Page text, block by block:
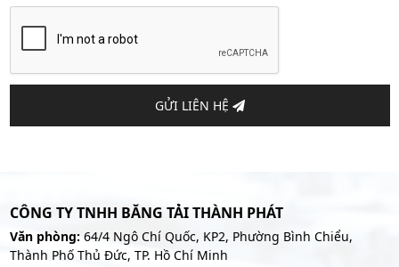
GỬI LIÊN HỆ
CÔNG TY TNHH BĂNG TẢI THÀNH PHÁT
Văn phòng:64/4 Ngô Chí Quốc, KP2, Phường Bình Chiểu,
Thành Phố Thủ Đức, TP. Hồ Chí Minh